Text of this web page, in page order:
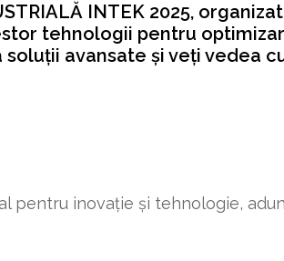
INTEK 2025,
tehnologii pentru
avansate și veți vedea
inovație și tehnologie,